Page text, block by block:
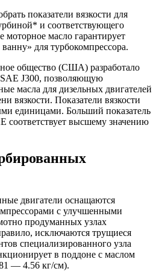
показатели вязкости для
и соответствующего
моторное масло гарантирует
для турбокомпрессора.
общество (США) разработало
J300, позволяющую
масла для дизельных двигателей
вязкости. Показатели вязкости
единицами. Больший показатель
соответствует высшему значению
двигатели оснащаются
с улучшенными
продуманных узлах
исключаются трущиеся
специализированного узла
в поддоне с маслом
— 4.56 кг/см).